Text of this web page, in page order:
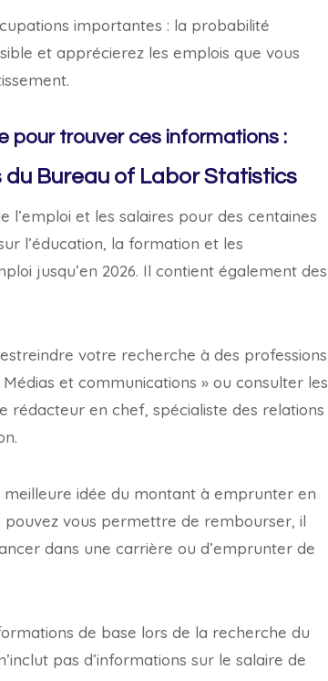
importantes : la probabilité
et apprécierez les emplois que vous
pour trouver ces informations :
Bureau of Labor Statistics
l’emploi et les salaires pour des centaines
l’éducation, la formation et les
jusqu’en 2026. Il contient également des
votre recherche à des professions
et communications » ou consulter les
rédacteur en chef, spécialiste des relations
idée du montant à emprunter en
vous permettre de rembourser, il
dans une carrière ou d’emprunter de
de base lors de la recherche du
pas d’informations sur le salaire de